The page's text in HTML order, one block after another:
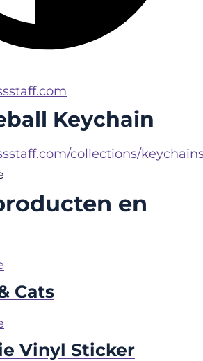
Keychain
collections/
en
Cats
Vinyl Sticker